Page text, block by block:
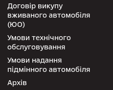
Договір викупу
вживаного автомобіля
(ЮО)
Умови технічного
обслуговування
Умови надання
підмінного автомобіля
Архів